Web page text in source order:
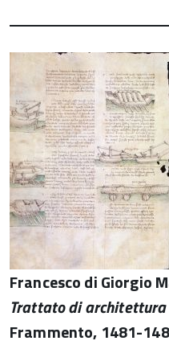
Francesco di Giorgio
Trattato di
Frammento, 1481-